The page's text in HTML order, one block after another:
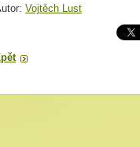
Vojtěch Lust